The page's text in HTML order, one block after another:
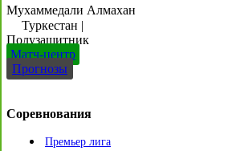
Мухаммедали Алмахан
Туркестан |
Полузащитник
Матч-центр
Прогнозы
Соревнования
Премьер лига